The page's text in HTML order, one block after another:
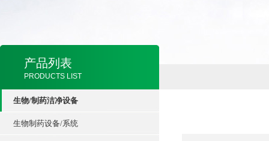
产品列表
PRODUCTS LIST
生物/制药洁净设备
生物制药设备/系统